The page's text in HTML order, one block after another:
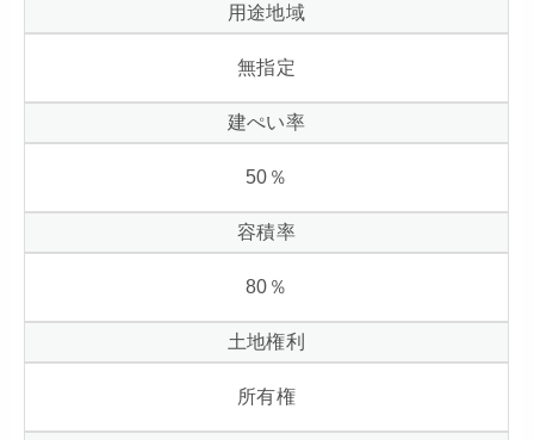
用途地域
無指定
建ぺい率
50 ％
容積率
80 ％
土地権利
所有権